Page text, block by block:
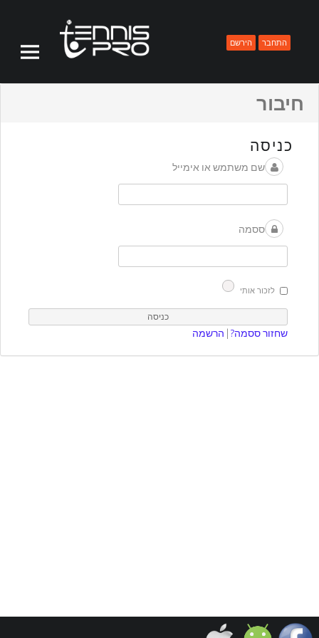
הירשם התחבר
פרופיל שחקן - TENNISPRO
חיבור
כניסה
שם משתמש או אימייל
ססמה
לזכור אותי
שחזור ססמה?| הרשמה